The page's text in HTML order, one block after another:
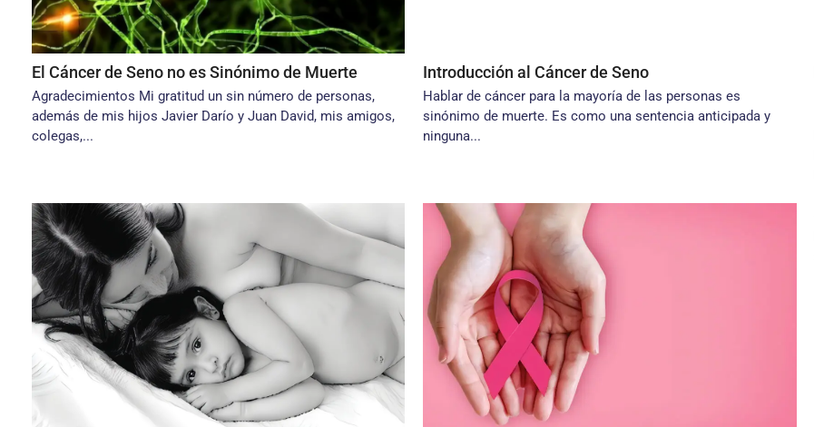
El Cáncer de Seno no es Sinónimo de Muerte
Agradecimientos Mi gratitud un sin número de personas,
además de mis hijos Javier Darío y Juan David, mis amigos,
colegas,...
Introducción al Cáncer de Seno
Hablar de cáncer para la mayoría de las personas es
sinónimo de muerte. Es como una sentencia anticipada y
ninguna...